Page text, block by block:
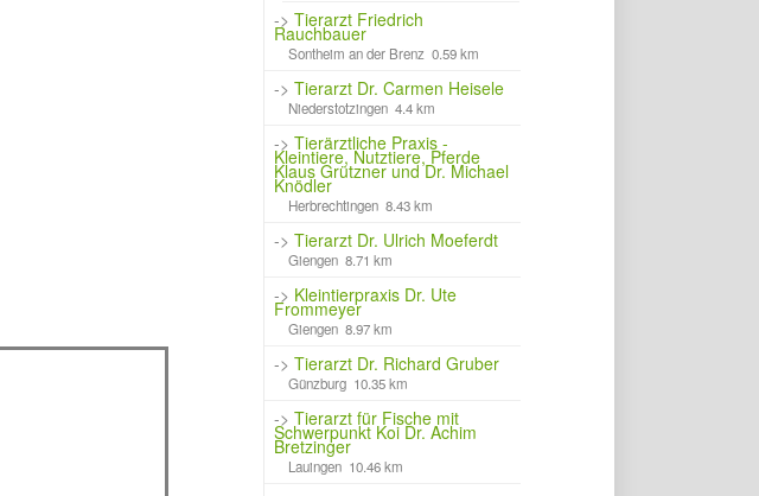
->Tierarzt Friedrich
Rauchbauer
Sontheim an der Brenz 0.59 km
->Tierarzt Dr. Carmen Heisele
Niederstotzingen 4.4 km
->Tierärztliche Praxis -
Kleintiere, Nutztiere, Pferde
Klaus Grützner und Dr. Michael
Knödler
Herbrechtingen 8.43 km
->Tierarzt Dr. Ulrich Moeferdt
Giengen 8.71 km
-> Kleintierpraxis Dr. Ute
Frommeyer
Giengen 8.97 km
->Tierarzt Dr. Richard Gruber
Günzburg 10.35 km
->Tierarzt für Fische mit
Schwerpunkt Koi Dr. Achim
Bretzinger
Lauingen 10.46 km